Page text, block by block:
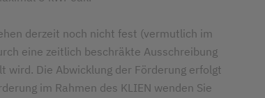
derzeit noch nicht fest (vermutlich im
eine zeitlich beschräkte Ausschreibung
wird. Die Abwicklung der Förderung erfolgt
im Rahmen des KLIEN wenden Sie